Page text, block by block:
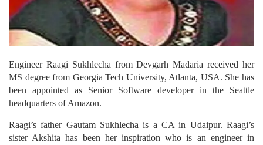
Engineer Raagi Sukhlecha from Devgarh Madaria received her
MS degree from Georgia Tech University, Atlanta, USA. She has
been appointed as Senior Software developer in the Seattle
headquarters of Amazon.
Raagi’s father Gautam Sukhlecha is a CA in Udaipur. Raagi’s
sister Akshita has been her inspiration who is an engineer in